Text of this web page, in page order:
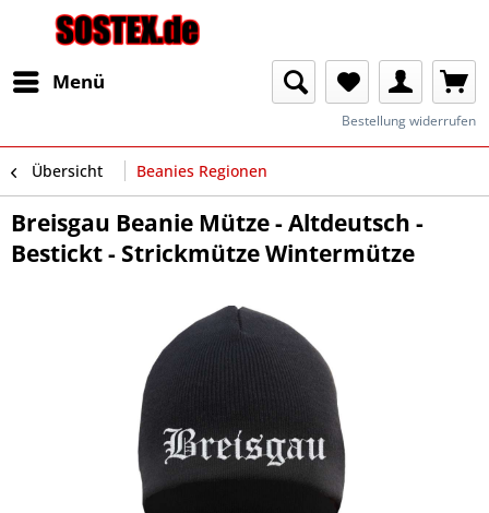
Menü
Bestellung widerrufen
Übersicht Beanies Regionen
Breisgau Beanie Mütze - Altdeutsch -
Bestickt - Strickmütze Wintermütze